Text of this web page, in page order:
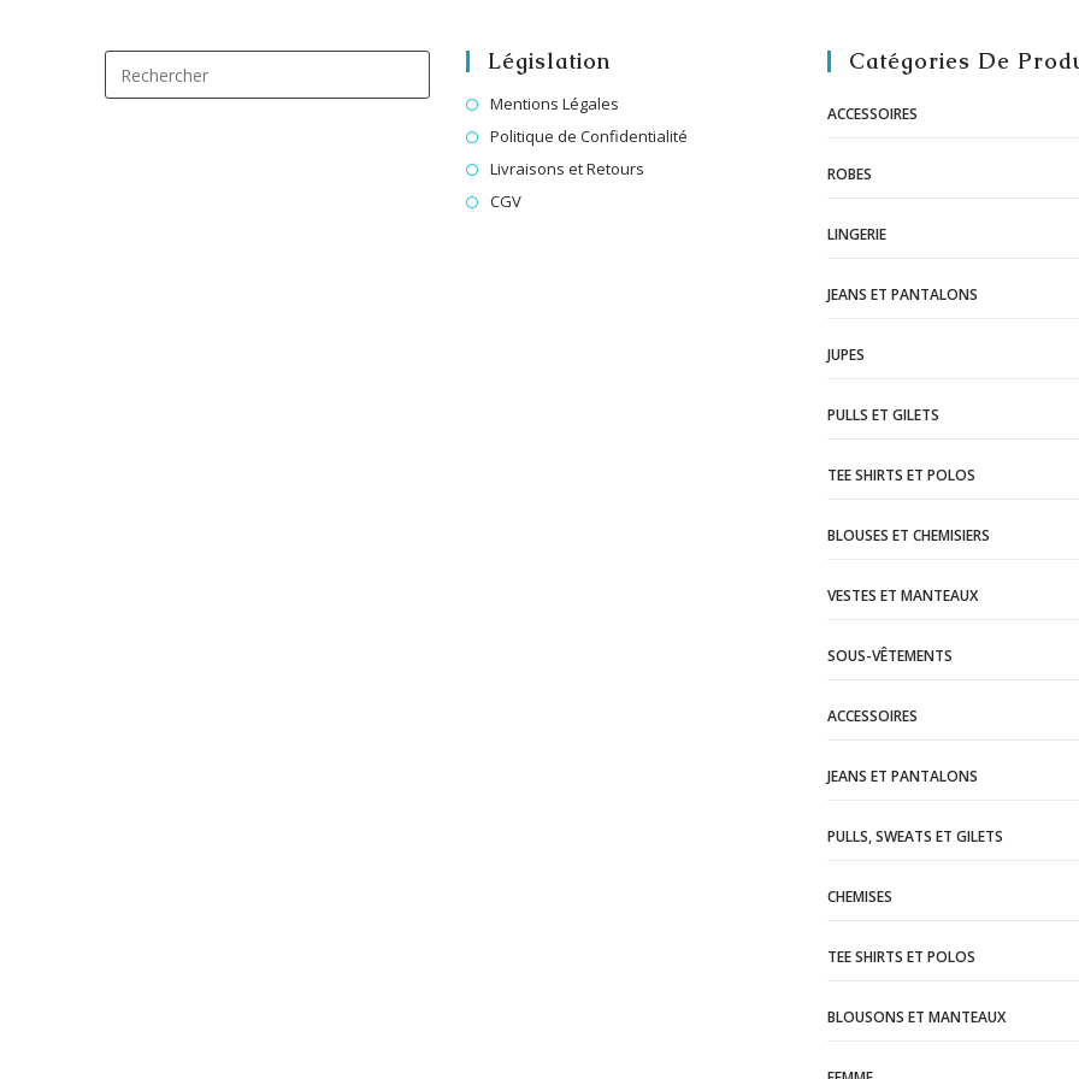
Législation
Mentions Légales
Politique de Confidentialité
Livraisons et Retours
CGV
Catégories De
ACCESSOIRES
ROBES
LINGERIE
JEANS ET PANTALONS
JUPES
PULLS ET GILETS
TEE SHIRTS ET POLOS
BLOUSES ET CHEMISIERS
VESTES ET MANTEAUX
SOUS-VÊTEMENTS
ACCESSOIRES
JEANS ET PANTALONS
PULLS, SWEATS ET GILETS
CHEMISES
TEE SHIRTS ET POLOS
BLOUSONS ET MANTEAUX